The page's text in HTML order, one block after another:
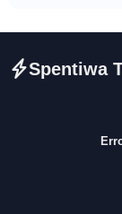
Spentiwa